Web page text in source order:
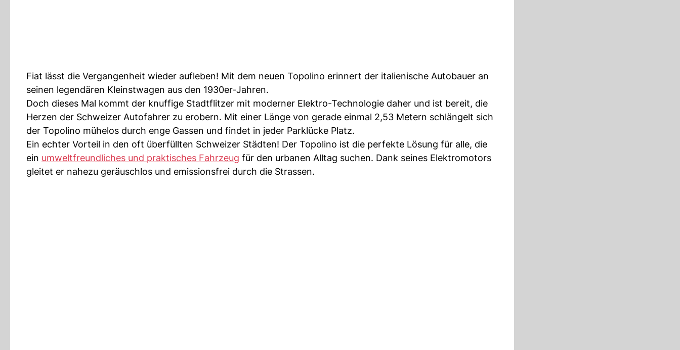
Fiat lässt die Vergangenheit wieder aufleben! Mit dem neuen Topolino erinnert der italienische Autobauer an
seinen legendären Kleinstwagen aus den 1930er-Jahren.
Doch dieses Mal kommt der knuffige Stadtflitzer mit moderner Elektro-Technologie daher und ist bereit, die
Herzen der Schweizer Autofahrer zu erobern. Mit einer Länge von gerade einmal 2,53 Metern schlängelt sich
der Topolino mühelos durch enge Gassen und findet in jeder Parklücke Platz.
Ein echter Vorteil in den oft überfüllten Schweizer Städten! Der Topolino ist die perfekte Lösung für alle, die
ein umweltfreundliches und praktisches Fahrzeug für den urbanen Alltag suchen. Dank seines Elektromotors
gleitet er nahezu geräuschlos und emissionsfrei durch die Strassen.